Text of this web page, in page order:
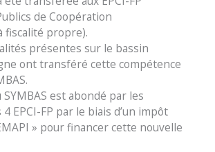
de Coopération
fiscalité propre).
présentes sur le bassin
ont transféré cette compétence
est abondé par les
EPCI-FP par le biais d’un impôt
» pour financer cette nouvelle